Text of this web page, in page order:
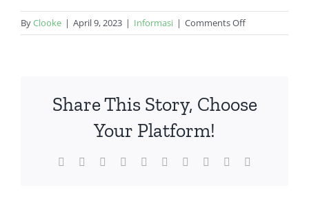
ByClooke | April 9, 2023 | Informasi | Comments Offon
Rekomendasi
Share This Story, Choose
Your Platform!
Facebook
TwitterReddit LinkedInWhatsApp
TumblrPinterest Xing